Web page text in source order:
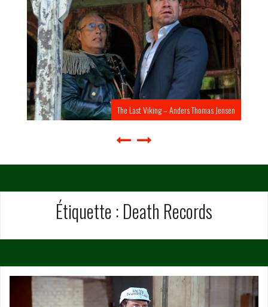
The Last Viking – Anders Thomas Jensen
Étiquette : Death Records